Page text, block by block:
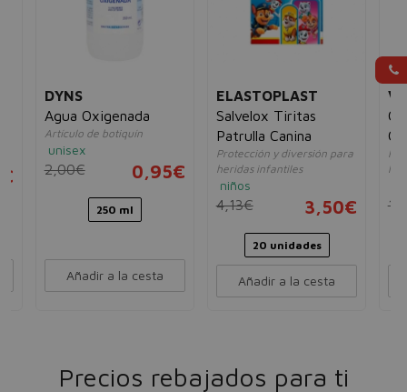
DYNS
Agua Oxigenada
Artículo de botiquín
unisex
2,00€ 0,95€
250 ml
Añadir a la cesta
ELASTOPLAST
Salvelox Tiritas
Patrulla Canina
Protección y diversión para
heridas infantiles
niños
4,13€ 3,50€
20 unidades
Añadir a la cesta
Precios rebajados para ti